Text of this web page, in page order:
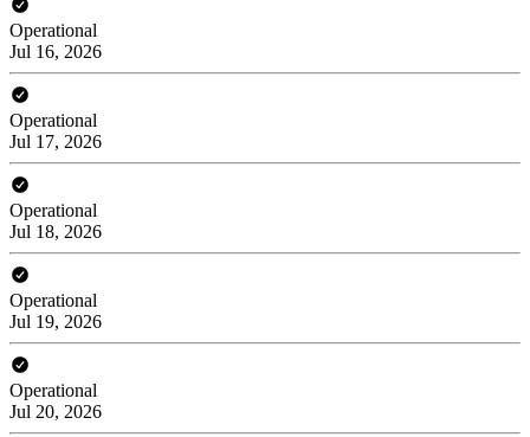
Operational
Jul 16, 2026
Operational
Jul 17, 2026
Operational
Jul 18, 2026
Operational
Jul 19, 2026
Operational
Jul 20, 2026